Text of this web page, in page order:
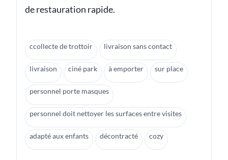
de restauration rapide.
ccollecte de trottoir livraison sans contact
livraison ciné park à emporter sur place
personnel porte masques
personnel doit nettoyer les surfaces entre visites
adapté aux enfants décontracté cozy